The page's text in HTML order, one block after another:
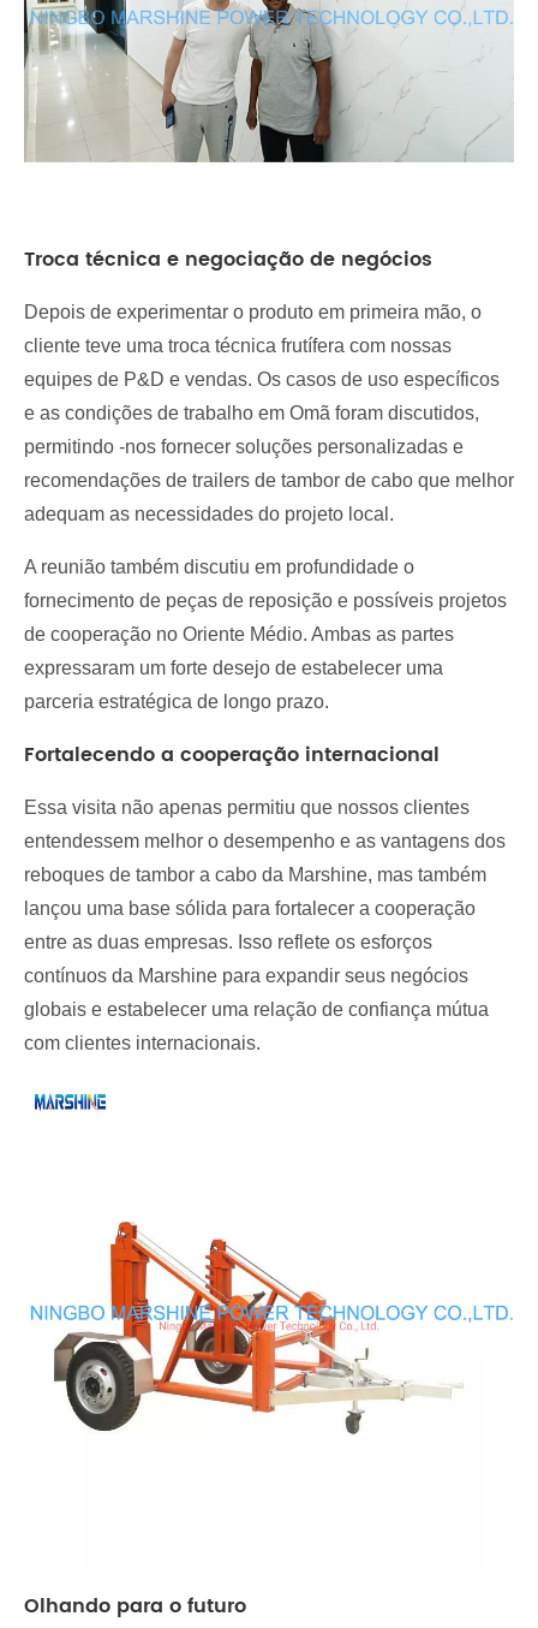
Troca técnica e negociação de negócios
Depois de experimentar o produto em primeira mão, o
cliente teve uma troca técnica frutífera com nossas
equipes de P&D e vendas. Os casos de uso específicos
e as condições de trabalho em Omã foram discutidos,
permitindo -nos fornecer soluções personalizadas e
recomendações de trailers de tambor de cabo que melhor
adequam as necessidades do projeto local.
A reunião também discutiu em profundidade o
fornecimento de peças de reposição e possíveis projetos
de cooperação no Oriente Médio. Ambas as partes
expressaram um forte desejo de estabelecer uma
parceria estratégica de longo prazo.
Fortalecendo a cooperação internacional
Essa visita não apenas permitiu que nossos clientes
entendessem melhor o desempenho e as vantagens dos
reboques de tambor a cabo da Marshine, mas também
lançou uma base sólida para fortalecer a cooperação
entre as duas empresas. Isso reflete os esforços
contínuos da Marshine para expandir seus negócios
globais e estabelecer uma relação de confiança mútua
com clientes internacionais.
Olhando para o futuro